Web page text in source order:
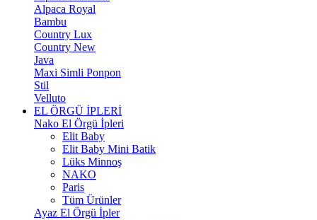
Alpaca Royal
Bambu
Country Lux
Country New
Java
Maxi Simli Ponpon
Stil
Velluto
EL ÖRGÜ İPLERİ
Nako El Örgü İpleri
Elit Baby
Elit Baby Mini Batik
Lüks Minnoş
NAKO
Paris
Tüm Ürünler
Ayaz El Örgü İpler